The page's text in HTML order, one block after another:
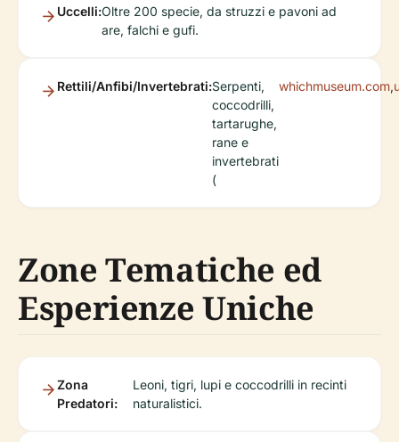
Uccelli:Oltre 200 specie, da struzzi e pavoni ad
are, falchi e gufi.
Rettili/Anfibi/Invertebrati:Serpenti,
coccodrilli,
tartarughe,
rane e
invertebrati
(
whichmuseum.com,
Zone Tematiche ed
Esperienze Uniche
Zona
Predatori:
Leoni, tigri, lupi e coccodrilli in recinti
naturalistici.